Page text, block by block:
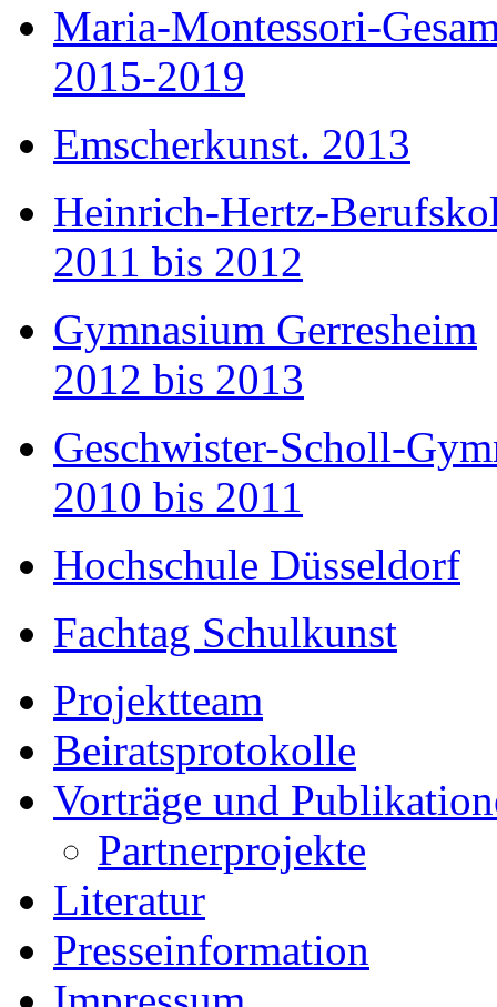
Maria-Montessori-
2015-2019
Emscherkunst. 2013
Heinrich-Hertz-
2011 bis 2012
Gymnasium Gerresheim
2012 bis 2013
Geschwister-Scholl-
2010 bis 2011
Hochschule Düsseldorf
Fachtag Schulkunst
Projektteam
Beiratsprotokolle
Vorträge und
Partnerprojekte
Literatur
Presseinformation